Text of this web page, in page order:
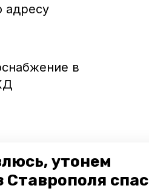
утонем
спас
адресу
в